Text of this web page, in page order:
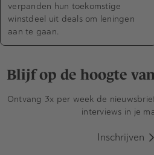
verpanden hun toekomstige
winstdeel uit deals om leningen
aan te gaan.
Blijf op de hoogte
Ontvang 3x per week de
interviews in je
Inschrijven